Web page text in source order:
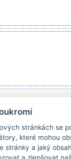
stránkách se
které mohou
stránky a jaký